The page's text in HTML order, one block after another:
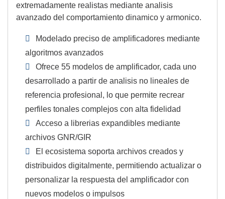
extremadamente realistas mediante analisis
avanzado del comportamiento dinamico y armonico.
Modelado preciso de amplificadores mediante
algoritmos avanzados
Ofrece 55 modelos de amplificador, cada uno
desarrollado a partir de analisis no lineales de
referencia profesional, lo que permite recrear
perfiles tonales complejos con alta fidelidad
Acceso a librerias expandibles mediante
archivos GNR/GIR
El ecosistema soporta archivos creados y
distribuidos digitalmente, permitiendo actualizar o
personalizar la respuesta del amplificador con
nuevos modelos o impulsos